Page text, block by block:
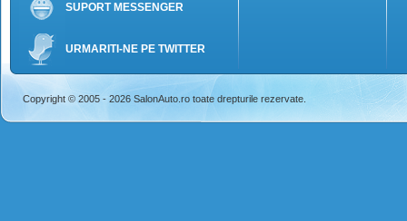
SUPORT MESSENGER
URMARITI-NE PE TWITTER
Copyright © 2005 - 2026 SalonAuto.ro toate drepturile rezervate.